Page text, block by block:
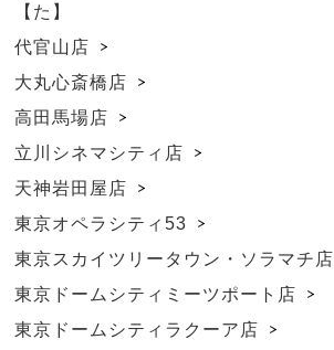
【た】
代官山店
大丸心斎橋店
高田馬場店
立川シネマシティ店
天神岩田屋店
東京オペラシティ53
東京スカイツリータウン・ソラマチ店
東京ドームシティミーツポート店
東京ドームシティラクーア店